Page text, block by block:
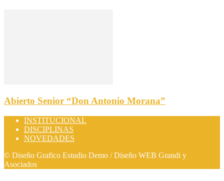
Abierto Senior “Don Antonio Morana”
INSTITUCIONAL
DISCIPLINAS
NOVEDADES
© Diseño Grafico Estudio Demo / Diseño WEB Grandi y
Asociados